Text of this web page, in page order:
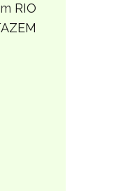
RIO